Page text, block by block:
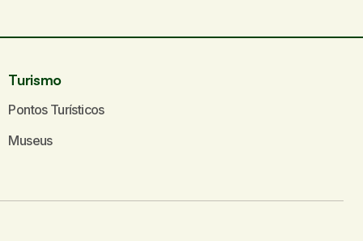
Turismo
Pontos Turísticos
Museus